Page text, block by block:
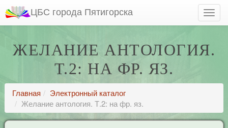
ЦБС города Пятигорска
ЖЕЛАНИЕ АНТОЛОГИЯ.
Т.2: НА ФР. ЯЗ.
Главная
Электронный каталог
Желание антология. Т.2: на фр. яз.